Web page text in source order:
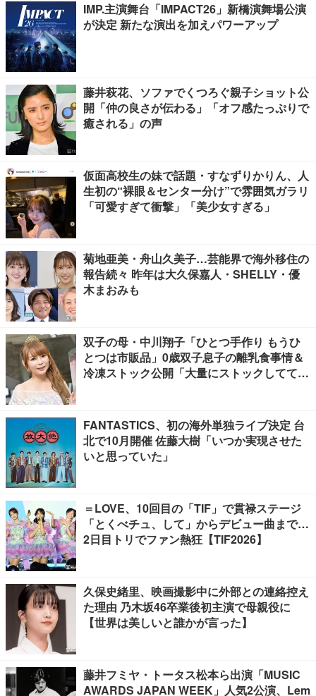
IMP.主演舞台「IMPACT26」新橋演舞場公演
が決定 新たな演出を加えパワーアップ
藤井萩花、ソファでくつろぐ親子ショット公
開「仲の良さが伝わる」「オフ感たっぷりで
癒される」の声
仮面高校生の妹で話題・すなずりかりん、人
生初の“裸眼＆センター分け”で雰囲気ガラリ
「可愛すぎて衝撃」「美少女すぎる」
菊地亜美・舟山久美子…芸能界で海外移住の
報告続々 昨年は大久保嘉人・SHELLY・優
木まおみも
双子の母・中川翔子「ひとつ手作り もうひ
とつは市販品」0歳双子息子の離乳食事情＆
冷凍ストック公開「大量にストックしてて尊
FANTASTICS、初の海外単独ライブ決定 台
北で10月開催 佐藤大樹「いつか実現させた
いと思っていた」
＝LOVE、10回目の「TIF」で貫禄ステージ
「とくべチュ、して」からデビュー曲まで…
2日目トリでファン熱狂【TIF2026】
久保史緒里、映画撮影中に外部との連絡控え
た理由 乃木坂46卒業後初主演で母親役に
【世界は美しいと誰かが言った】
藤井フミヤ・トータス松本ら出演「MUSIC
AWARDS JAPAN WEEK」人気2公演、Lem